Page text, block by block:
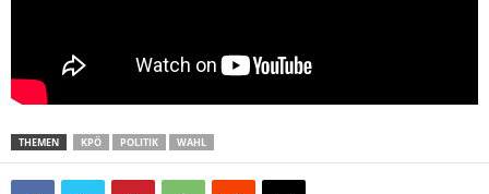
THEMEN KPÖ POLITIK WAHL